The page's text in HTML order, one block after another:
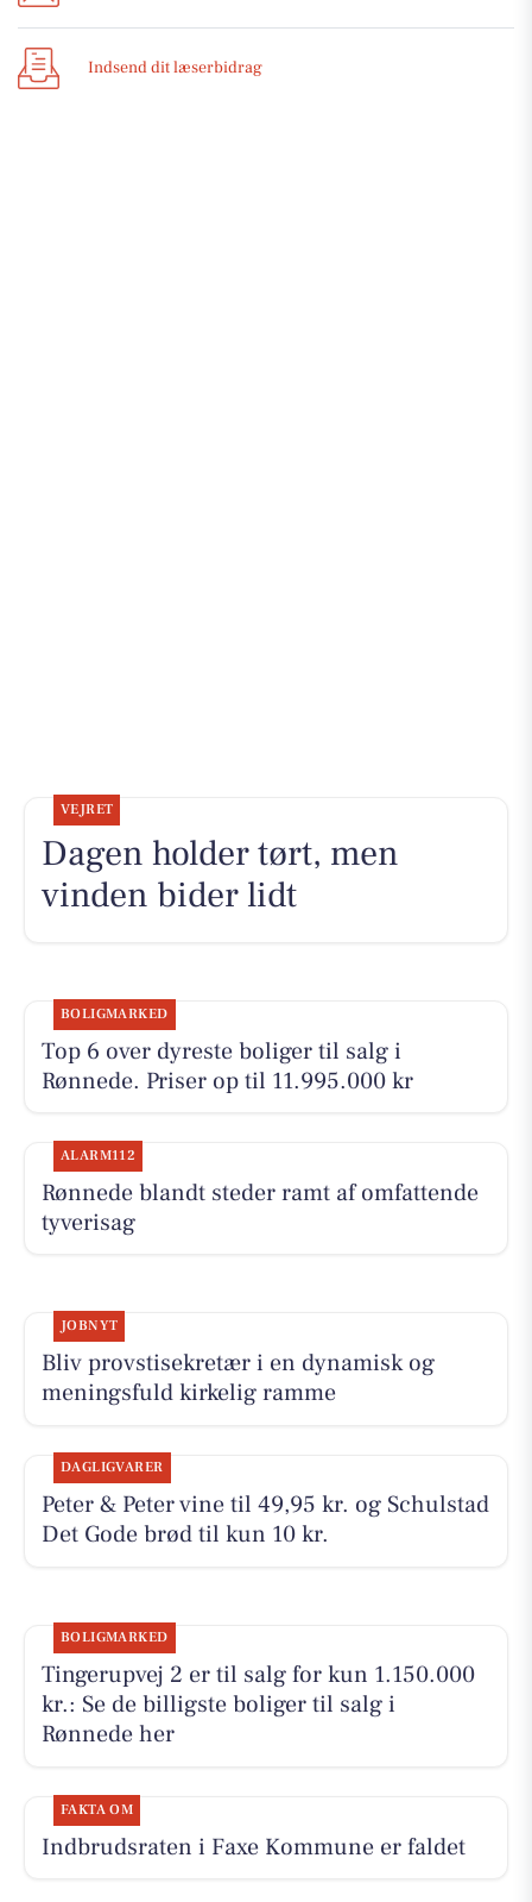
Indsend dit læserbidrag
VEJRET
Dagen holder tørt, men
vinden bider lidt
BOLIGMARKED
Top 6 over dyreste boliger til salg i
Rønnede. Priser op til 11.995.000 kr
ALARM112
Rønnede blandt steder ramt af omfattende
tyverisag
JOBNYT
Bliv provstisekretær i en dynamisk og
meningsfuld kirkelig ramme
DAGLIGVARER
Peter & Peter vine til 49,95 kr. og Schulstad
Det Gode brød til kun 10 kr.
BOLIGMARKED
Tingerupvej 2 er til salg for kun 1.150.000
kr.: Se de billigste boliger til salg i
Rønnede her
FAKTA OM
Indbrudsraten i Faxe Kommune er faldet